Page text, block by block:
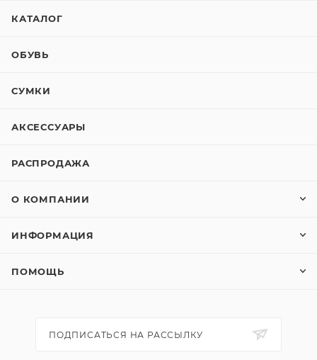
КАТАЛОГ
ОБУВЬ
СУМКИ
АКСЕССУАРЫ
РАСПРОДАЖА
О КОМПАНИИ
ИНФОРМАЦИЯ
ПОМОЩЬ
ПОДПИСАТЬСЯ НА РАССЫЛКУ